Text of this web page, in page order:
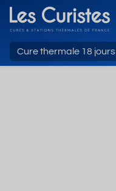
Cure thermale 18 jours